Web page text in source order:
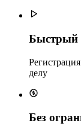
Быстрый
делу
Без